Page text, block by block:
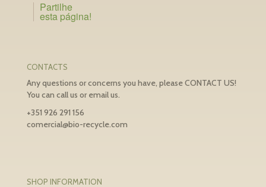
Partilhe
esta página!
CONTACTS
Any questions or concerns you have, please CONTACT US!
You can call us or email us.
+351 926 291 156
comercial@bio-recycle.com
SHOP INFORMATION